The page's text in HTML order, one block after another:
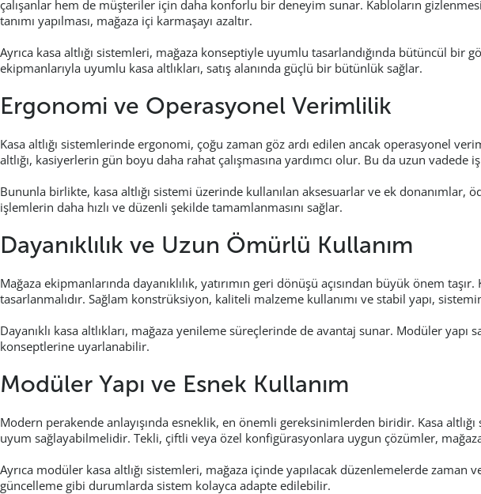
çalışanlar hem de müşteriler için daha konforlu bir deneyim sunar. Kabloların
tanımı yapılması, mağaza içi karmaşayı azaltır.
Ayrıca kasa altlığı sistemleri, mağaza konseptiyle uyumlu tasarlandığında bütüncül
ekipmanlarıyla uyumlu kasa altlıkları, satış alanında güçlü bir bütünlük sağlar.
Ergonomi ve Operasyonel Verimlilik
Kasa altlığı sistemlerinde ergonomi, çoğu zaman göz ardı edilen ancak operasyonel
altlığı, kasiyerlerin gün boyu daha rahat çalışmasına yardımcı olur. Bu da uzun
Bununla birlikte, kasa altlığı sistemi üzerinde kullanılan aksesuarlar ve ek donanımlar,
işlemlerin daha hızlı ve düzenli şekilde tamamlanmasını sağlar.
Dayanıklılık ve Uzun Ömürlü Kullanım
Mağaza ekipmanlarında dayanıklılık, yatırımın geri dönüşü açısından büyük önem
tasarlanmalıdır. Sağlam konstrüksiyon, kaliteli malzeme kullanımı ve stabil yapı,
Dayanıklı kasa altlıkları, mağaza yenileme süreçlerinde de avantaj sunar. Modüler
konseptlerine uyarlanabilir.
Modüler Yapı ve Esnek Kullanım
Modern perakende anlayışında esneklik, en önemli gereksinimlerden biridir. Kasa
uyum sağlayabilmelidir. Tekli, çiftli veya özel konfigürasyonlara uygun çözümler,
Ayrıca modüler kasa altlığı sistemleri, mağaza içinde yapılacak düzenlemelerde
güncelleme gibi durumlarda sistem kolayca adapte edilebilir.